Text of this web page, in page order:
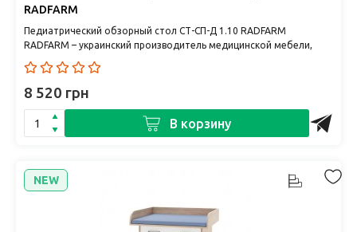
RADFARM
Педиатрический обзорный стол СТ-СП-Д 1.10 RADFARM
RADFARM – украинский производитель медицинской мебели,
сочетающий качес..
8 520 грн
В корзину
NEW